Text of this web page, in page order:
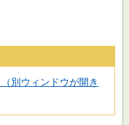
別ウィンドウが開き